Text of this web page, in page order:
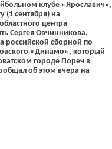
клубе «Ярославич»,
(1 сентября) на
центра
Сергея Овчинникова,
российской сборной по
«Динамо», который
городе Пореч в
об этом вчера на